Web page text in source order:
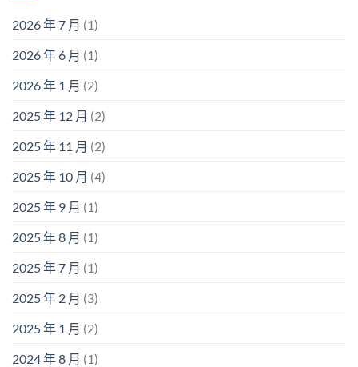
2026 年 7 月 (1)
2026 年 6 月 (1)
2026 年 1 月 (2)
2025 年 12 月 (2)
2025 年 11 月 (2)
2025 年 10 月 (4)
2025 年 9 月 (1)
2025 年 8 月 (1)
2025 年 7 月 (1)
2025 年 2 月 (3)
2025 年 1 月 (2)
2024 年 8 月 (1)